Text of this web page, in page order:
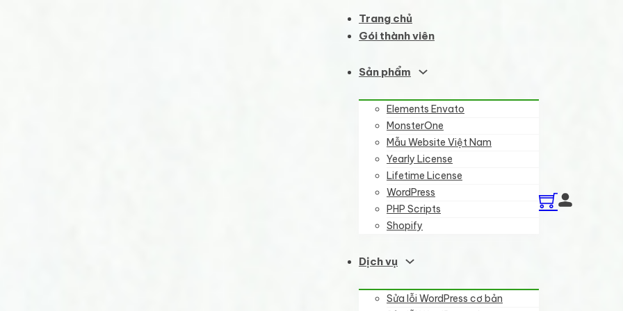
Trang chủ
Gói thành viên
Sản phẩm
Elements Envato
MonsterOne
Mẫu Website Việt Nam
Yearly License
Lifetime License
WordPress
PHP Scripts
Shopify
Dịch vụ
Sửa lỗi WordPress cơ bản